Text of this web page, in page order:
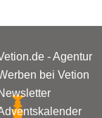
- Agentur
bei Vetion